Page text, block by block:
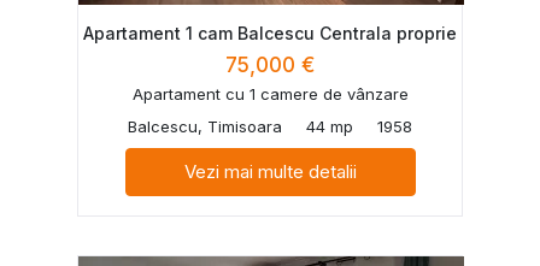
Apartament 1 cam Balcescu Centrala proprie
75,000 €
Apartament cu 1 camere de vânzare
Balcescu, Timisoara
44 mp 1958
Vezi mai multe detalii